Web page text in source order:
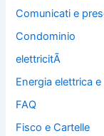
Comunicati e
Condominio
elettricitÃ
Energia elettrica e
FAQ
Fisco e Cartelle